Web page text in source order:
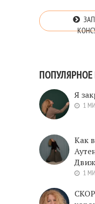
ПОПУЛЯРНОЕ
Я
1
Как
1